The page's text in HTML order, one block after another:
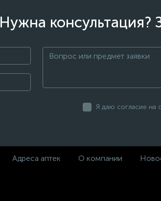
Нужна консультация?
Я даю согласие на
Адреса аптек О компании